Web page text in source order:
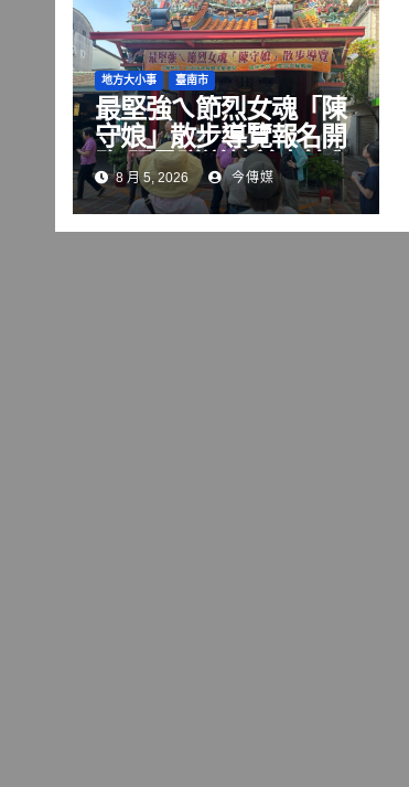
地方大小事 臺南市
最堅強ㄟ節烈女魂「陳
守娘」散步導覽報名開
跑 限量贈送精美書籤與
平安符
8 月 5, 2026 今傳媒